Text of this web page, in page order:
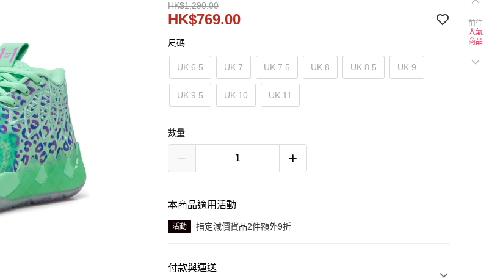
HK$1,290.00
HK$769.00
尺碼
UK 6.5 UK 7 UK 7.5 UK 8 UK 8.5 UK 9
UK 9.5 UK 10 UK 11
數量
本商品適用活動
活動 指定減價貨品2件額外9折
付款與運送
前往
人氣
商品